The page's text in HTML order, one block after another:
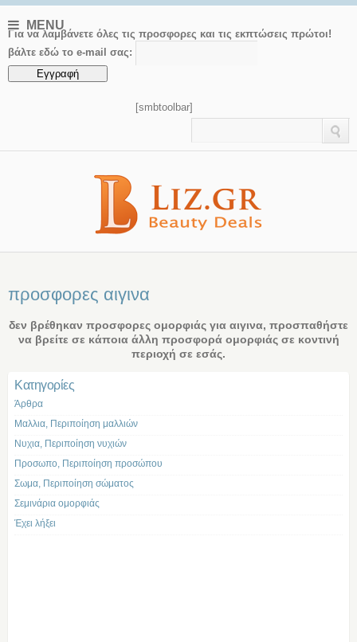
MENU
Για να λαμβάνετε όλες τις προσφορες και τις εκπτώσεις πρώτοι!
βάλτε εδώ το e-mail σας:
[smbtoolbar]
προσφορες αιγινα
δεν βρέθηκαν προσφορες ομορφιάς για αιγινα, προσπαθήστε
να βρείτε σε κάποια άλλη προσφορά ομορφιάς σε κοντινή
περιοχή σε εσάς.
Kατηγορίες
Άρθρα
Μαλλια, Περιποίηση μαλλιών
Νυχια, Περιποίηση νυχιών
Προσωπο, Περιποίηση προσώπου
Σωμα, Περιποίηση σώματος
Σεμινάρια ομορφιάς
Έχει λήξει